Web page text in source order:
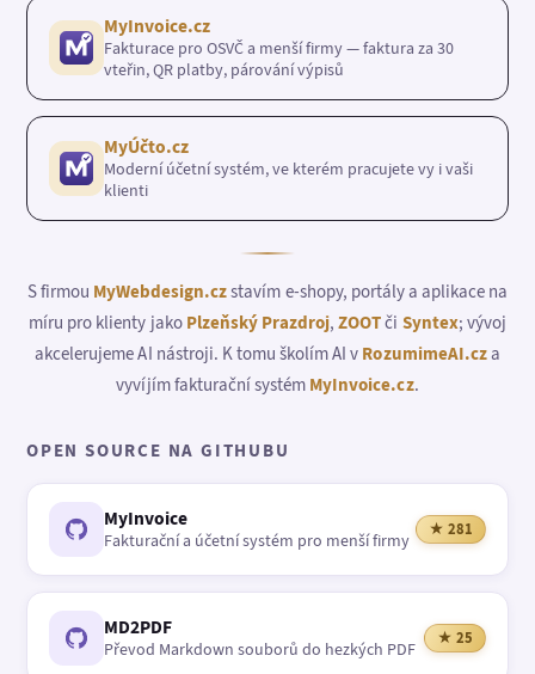
MyInvoice.cz
Fakturace pro OSVČ a menší firmy — faktura za 30
vteřin, QR platby, párování výpisů
MyÚčto.cz
Moderní účetní systém, ve kterém pracujete vy i vaši
klienti
S firmou MyWebdesign.czstavím e-shopy, portály a aplikace na
míru pro klienty jako Plzeňský Prazdroj,ZOOTči Syntex; vývoj
akcelerujeme AI nástroji. K tomu školím AI v RozumimeAI.cza
vyvíjím fakturační systém MyInvoice.cz.
OPEN SOURCE NA GITHUBU
MyInvoice
Fakturační a účetní systém pro menší firmy
★ 281
MD2PDF
Převod Markdown souborů do hezkých PDF
★ 25